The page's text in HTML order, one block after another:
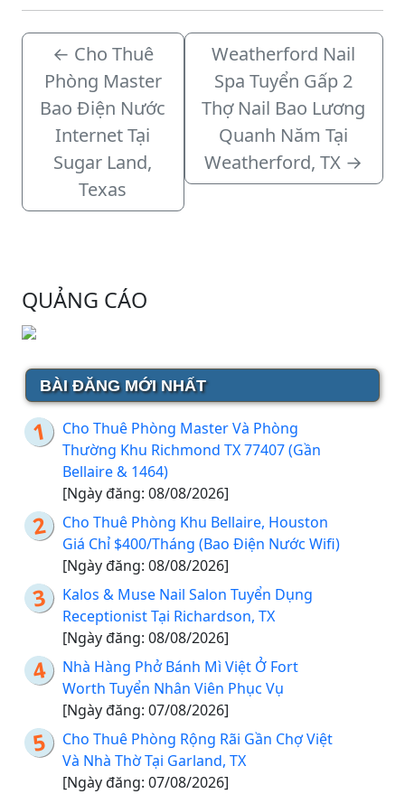
← Cho Thuê
Phòng Master
Bao Điện Nước
Internet Tại
Sugar Land,
Texas
Weatherford Nail
Spa Tuyển Gấp 2
Thợ Nail Bao Lương
Quanh Năm Tại
Weatherford, TX →
QUẢNG CÁO
BÀI ĐĂNG MỚI NHẤT
Cho Thuê Phòng Master Và Phòng
Thường Khu Richmond TX 77407 (Gần
Bellaire & 1464)
[Ngày đăng: 08/08/2026]
Cho Thuê Phòng Khu Bellaire, Houston
Giá Chỉ $400/Tháng (Bao Điện Nước Wifi)
[Ngày đăng: 08/08/2026]
Kalos & Muse Nail Salon Tuyển Dụng
Receptionist Tại Richardson, TX
[Ngày đăng: 08/08/2026]
Nhà Hàng Phở Bánh Mì Việt Ở Fort
Worth Tuyển Nhân Viên Phục Vụ
[Ngày đăng: 07/08/2026]
Cho Thuê Phòng Rộng Rãi Gần Chợ Việt
Và Nhà Thờ Tại Garland, TX
[Ngày đăng: 07/08/2026]